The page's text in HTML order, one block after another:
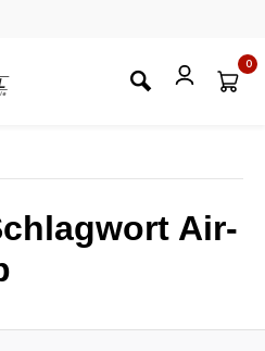
0
Air-